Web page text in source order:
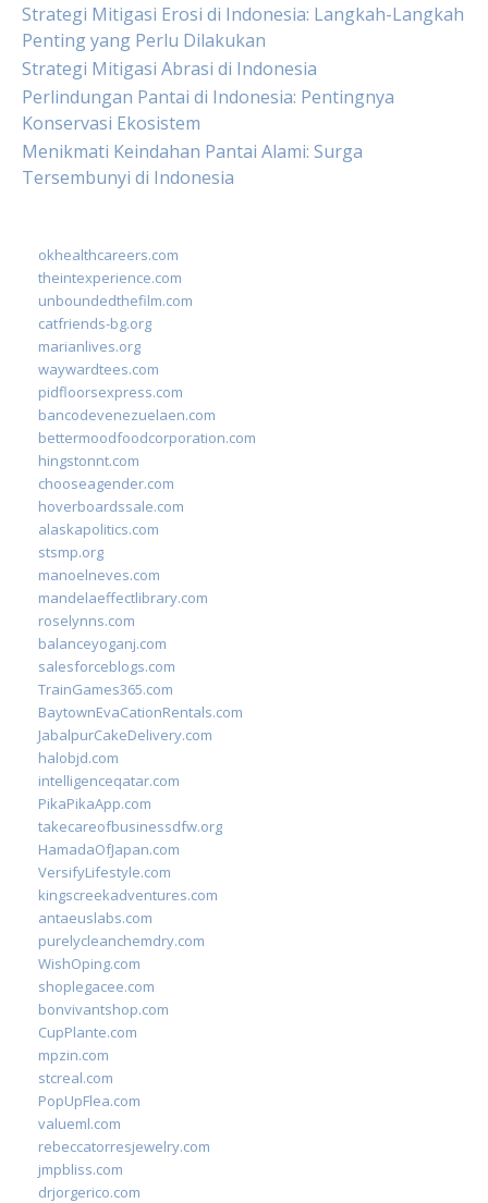
Strategi Mitigasi Erosi di Indonesia: Langkah-Langkah
Penting yang Perlu Dilakukan
Strategi Mitigasi Abrasi di Indonesia
Perlindungan Pantai di Indonesia: Pentingnya
Konservasi Ekosistem
Menikmati Keindahan Pantai Alami: Surga
Tersembunyi di Indonesia
okhealthcareers.com
theintexperience.com
unboundedthefilm.com
catfriends-bg.org
marianlives.org
waywardtees.com
pidfloorsexpress.com
bancodevenezuelaen.com
bettermoodfoodcorporation.com
hingstonnt.com
chooseagender.com
hoverboardssale.com
alaskapolitics.com
stsmp.org
manoelneves.com
mandelaeffectlibrary.com
roselynns.com
balanceyoganj.com
salesforceblogs.com
TrainGames365.com
BaytownEvaCationRentals.com
JabalpurCakeDelivery.com
halobjd.com
intelligenceqatar.com
PikaPikaApp.com
takecareofbusinessdfw.org
HamadaOfJapan.com
VersifyLifestyle.com
kingscreekadventures.com
antaeuslabs.com
purelycleanchemdry.com
WishOping.com
shoplegacee.com
bonvivantshop.com
CupPlante.com
mpzin.com
stcreal.com
PopUpFlea.com
valueml.com
rebeccatorresjewelry.com
jmpbliss.com
drjorgerico.com